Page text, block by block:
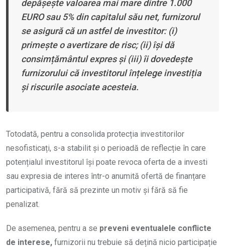
depășește valoarea mai mare dintre 1.000
EURO sau 5% din capitalul său net, furnizorul
se asigură că un astfel de investitor: (i)
primește o avertizare de risc; (ii) își dă
consimțământul expres și (iii) îi dovedește
furnizorului că investitorul înțelege investiția
și riscurile asociate acesteia.
Totodată, pentru a consolida protecția investitorilor
nesofisticați, s-a stabilit și o perioadă de reflecție în care
potențialul investitorul își poate revoca oferta de a investi
sau expresia de interes într-o anumită ofertă de finanțare
participativă, fără să prezinte un motiv și fără să fie
penalizat.
De asemenea, pentru a se preveni eventualele conflicte
de interese, furnizorii nu trebuie să dețină nicio participație